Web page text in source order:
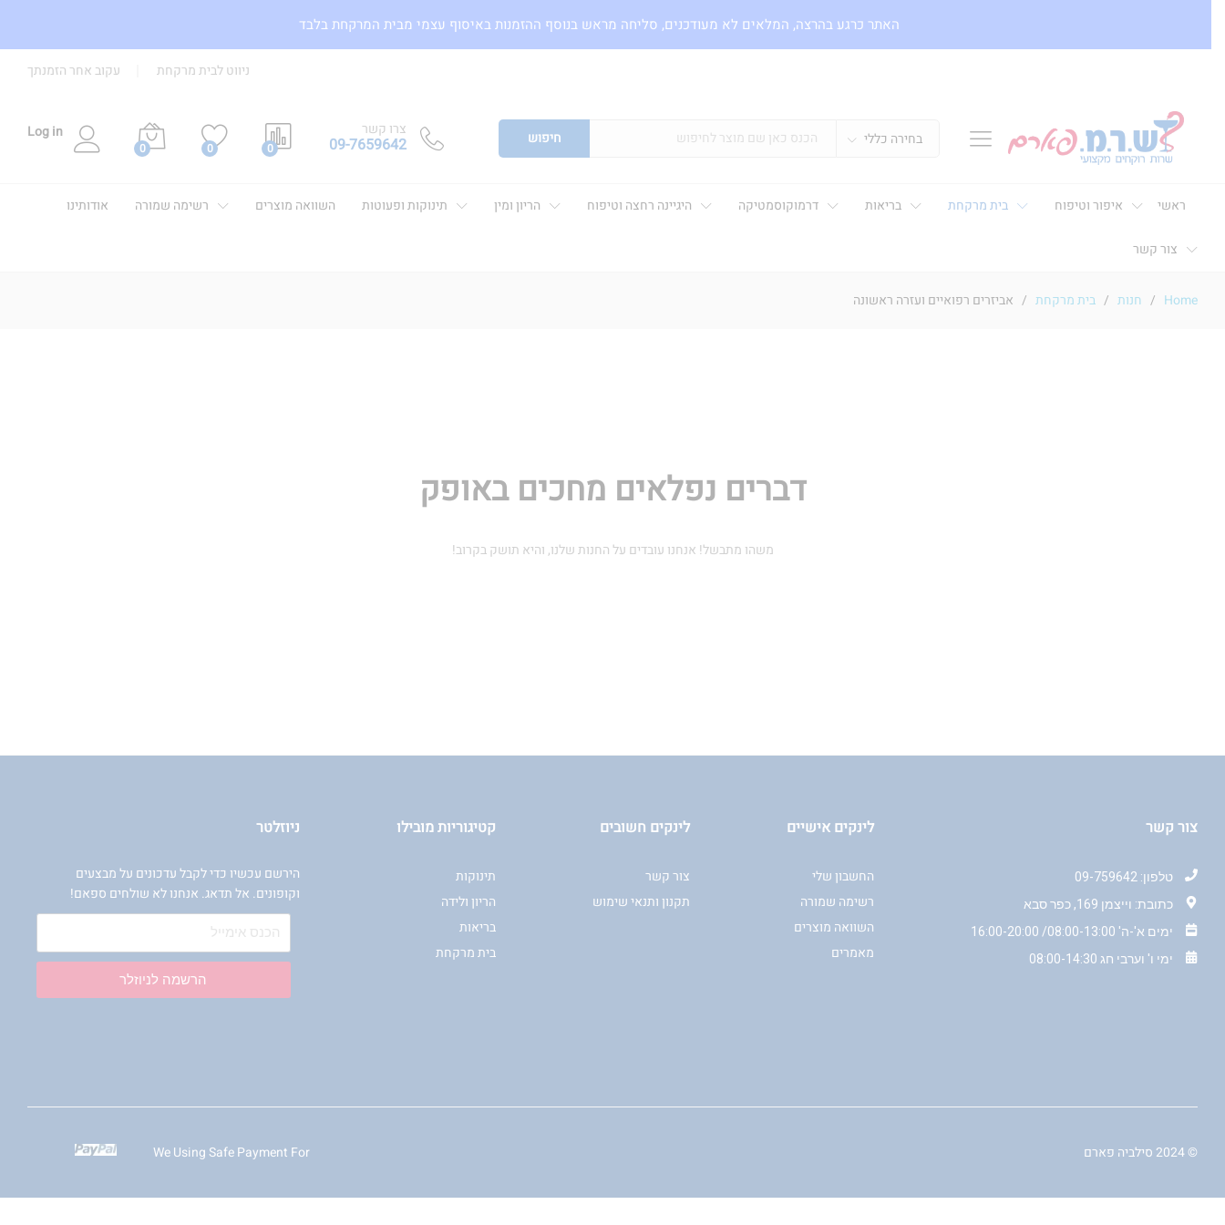
ניווט לבית מרקחת עקוב אחר הזמנתך
בחירה כללי חיפוש צרו קשר
09-7659642
0
0
0
Log in
ראשי איפור וטיפוח בית מרקחת בריאות דרמוקוסמטיקה היגיינה רחצה וטיפוח הריון ומין תינוקות ופעוטות השוואה מוצרים רשימה שמורה אודותינו
צור קשר
Home
/ חנות / בית מרקחת / אביזרים רפואיים ועזרה ראשונה
דברים נפלאים מחכים באופק
משהו מתבשל! אנחנו עובדים על החנות שלנו, והיא תושק בקרוב!
האתר כרגע בהרצה, המלאים לא מעודכנים, סליחה מראש בנוסף ההזמנות באיסוף עצמי מבית המרקחת בלבד
צור קשר
טלפון: 09-759642
כתובת: וייצמן 169, כפר סבא
ימים א'-ה' 08:00-13:00/ 16:00-20:00
ימי ו' וערבי חג 08:00-14:30
לינקים אישיים
החשבון שלי
רשימה שמורה
השוואה מוצרים
מאמרים
לינקים חשובים
צור קשר
תקנון ותנאי שימוש
קטיגוריות מובילו
תינוקות
הריון ולידה
בריאות
בית מרקחת
ניוזלטר
הירשם עכשיו כדי לקבל עדכונים על מבצעים
וקופונים. אל תדאג. אנחנו לא שולחים ספאם!
הרשמה לניוזלר
© 2024 סילביה פארם We Using Safe Payment For